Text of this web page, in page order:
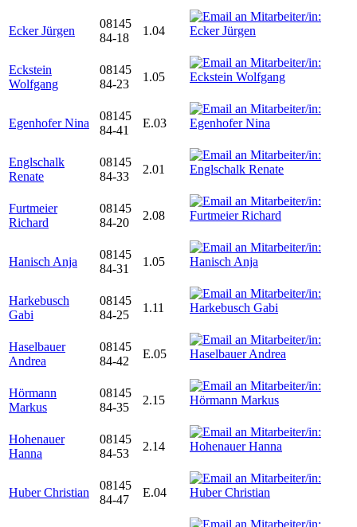
Ecker Jürgen
08145
84-18
1.04
Eckstein
Wolfgang
08145
84-23
1.05
Egenhofer Nina
08145
84-41
E.03
Englschalk
Renate
08145
84-33
2.01
Furtmeier
Richard
08145
84-20
2.08
Hanisch Anja
08145
84-31
1.05
Harkebusch
Gabi
08145
84-25
1.11
Haselbauer
Andrea
08145
84-42
E.05
Hörmann
Markus
08145
84-35
2.15
Hohenauer
Hanna
08145
84-53
2.14
Huber Christian
08145
84-47
E.04